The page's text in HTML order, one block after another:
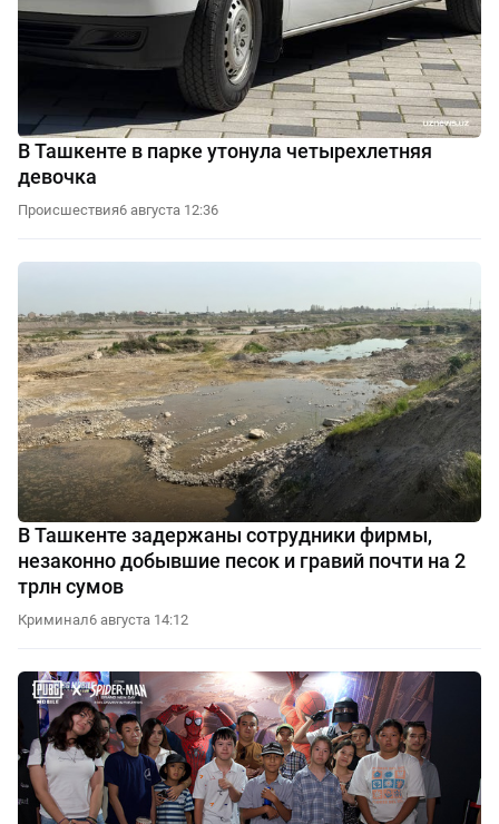
В Ташкенте в парке утонула четырехлетняя
девочка
Происшествия6 августа 12:36
В Ташкенте задержаны сотрудники фирмы,
незаконно добывшие песок и гравий почти на 2
трлн сумов
Криминал6 августа 14:12